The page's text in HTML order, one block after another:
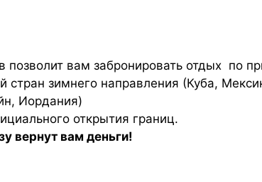
позволит вам забронировать отдых по
стран зимнего направления (Куба,
Иордания)
открытия границ.
вернут вам деньги!